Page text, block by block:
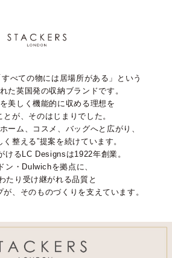
べての物には居場所がある」という
た英国発の収納ブランドです。
美しく機能的に収める理想を
とが、そのはじまりでした。
ーム、コスメ、バッグへと広がり、
く整える”提案を続けています。
けるLC Designsは1922年創業。
ン・Dulwichを拠点に、
たり受け継がれる品質と
、そのものづくりを支えています。